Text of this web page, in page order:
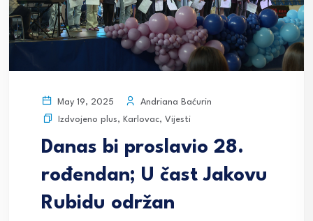
May 19, 2025
Andriana Baćurin
Izdvojeno plus, Karlovac, Vijesti
Danas bi proslavio 28.
rođendan; U čast Jakovu
Rubidu održan